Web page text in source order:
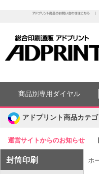
運営サイトからのお知らせ
商品別専用ダイヤル
アドプリント商品カテ
封筒印刷 ホ